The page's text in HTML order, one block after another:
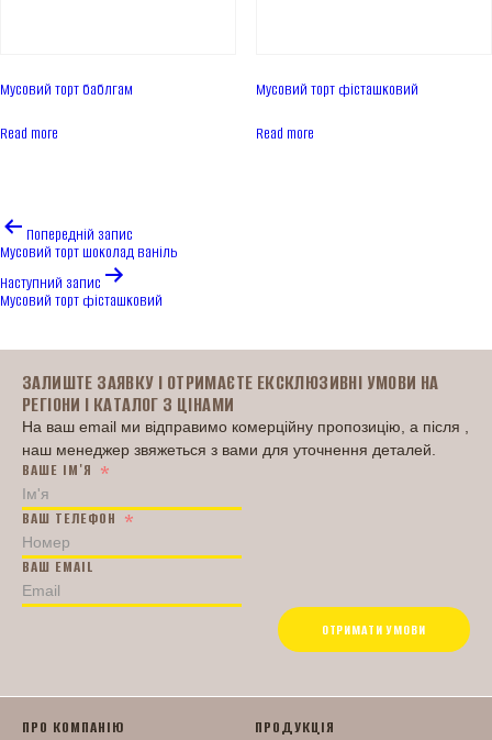
ЗВ'ЯЗАТИСЬ З НАМИ
Мусовий торт баблгам
Read more
Мусовий торт фісташковий
Read more
Навігація
записівПопередній запис
Мусовий торт шоколад ваніль
Наступний запис
Мусовий торт фісташковий
ЗАЛИШТЕ ЗАЯВКУ І ОТРИМАЄТЕ ЕКСКЛЮЗИВНІ УМОВИ НА
РЕГІОНИ І КАТАЛОГ З ЦІНАМИ
На ваш email ми відправимо комерційну пропозицію, а після ,
наш менеджер звяжеться з вами для уточнення деталей.
ВАШЕ ІМ'Я
ВАШ ТЕЛЕФОН
ВАШ EMAIL
ОТРИМАТИ УМОВИ
ПРО КОМПАНІЮ ПРОДУКЦІЯ